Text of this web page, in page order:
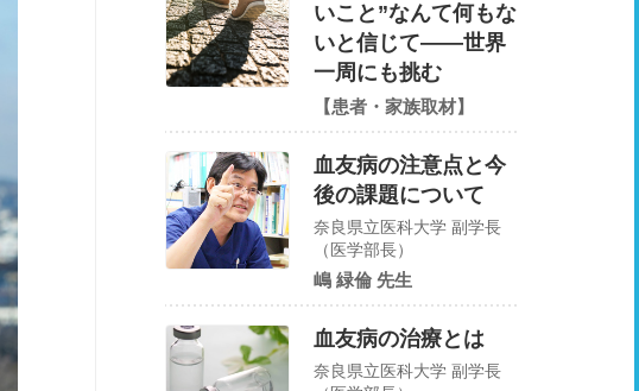
いこと”なんて何もな
いと信じて――世界
一周にも挑む
【患者・家族取材】
血友病の注意点と今
後の課題について
奈良県立医科大学 副学長
（医学部長）
嶋 緑倫 先生
血友病の治療とは
奈良県立医科大学 副学長